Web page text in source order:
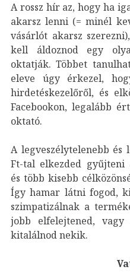
A rossz hír az, hogy ha
akarsz lenni (= minél
vásárlót akarsz
kell áldoznod egy
oktatják. Többet
eleve úgy érkezel,
hirdetéskezelőről, és
Facebookon, legalább
oktató.
A legveszélytelenebb és
Ft-tal elkezded gyűjteni
és több kisebb
Így hamar látni fogod,
szimpatizálnak a
jobb elfelejtened,
kitalálnod nekik.